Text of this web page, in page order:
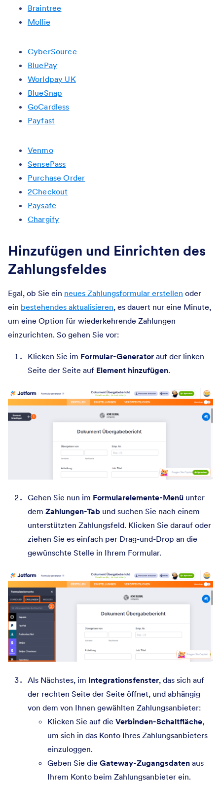
Braintree
Mollie
CyberSource
BluePay
Worldpay UK
BlueSnap
GoCardless
Payfast
Venmo
SensePass
Purchase Order
2Checkout
Paysafe
Chargify
Hinzufügen und Einrichten des
Zahlungsfeldes
Egal, ob Sie ein neues Zahlungsformular erstellen oder
ein bestehendes aktualisieren, es dauert nur eine Minute,
um eine Option für wiederkehrende Zahlungen
einzurichten. So gehen Sie vor:
Klicken Sie im Formular-Generator auf der linken
Seite der Seite auf Element hinzufügen.
Gehen Sie nun im Formularelemente-Menü unter
dem Zahlungen-Tab und suchen Sie nach einem
unterstützten Zahlungsfeld. Klicken Sie darauf oder
ziehen Sie es einfach per Drag-und-Drop an die
gewünschte Stelle in Ihrem Formular.
Als Nächstes, im Integrationsfenster, das sich auf
der rechten Seite der Seite öffnet, und abhängig
von dem von Ihnen gewählten Zahlungsanbieter:
Klicken Sie auf die Verbinden-Schaltfläche,
um sich in das Konto Ihres Zahlungsanbieters
einzuloggen.
Geben Sie die Gateway-Zugangsdaten aus
Ihrem Konto beim Zahlungsanbieter ein.